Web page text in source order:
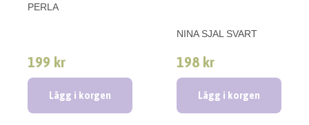
PERLA
199 kr
Lägg i korgen
NINA SJAL SVART
198 kr
Lägg i korgen